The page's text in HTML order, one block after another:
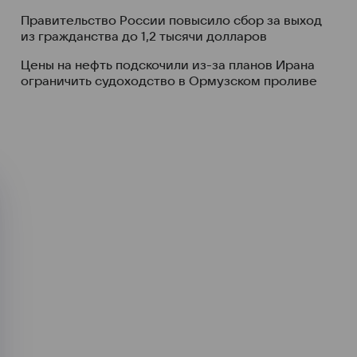
Правительство России повысило сбор за выход
из гражданства до 1,2 тысячи долларов
Цены на нефть подскочили из-за планов Ирана
ограничить судоходство в Ормузском проливе